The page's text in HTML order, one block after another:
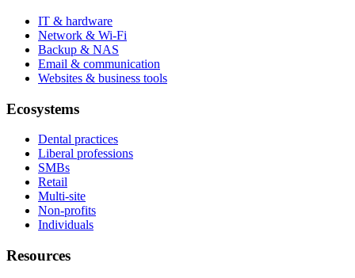
IT & hardware
Network & Wi-Fi
Backup & NAS
Email & communication
Websites & business tools
Ecosystems
Dental practices
Liberal professions
SMBs
Retail
Multi-site
Non-profits
Individuals
Resources